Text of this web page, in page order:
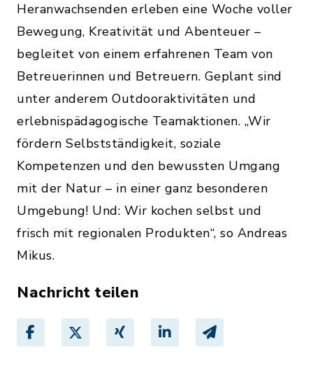
Heranwachsenden erleben eine Woche voller
Bewegung, Kreativität und Abenteuer –
begleitet von einem erfahrenen Team von
Betreuerinnen und Betreuern. Geplant sind
unter anderem Outdooraktivitäten und
erlebnispädagogische Teamaktionen. „Wir
fördern Selbstständigkeit, soziale
Kompetenzen und den bewussten Umgang
mit der Natur – in einer ganz besonderen
Umgebung! Und: Wir kochen selbst und
frisch mit regionalen Produkten“, so Andreas
Mikus.
Nachricht teilen